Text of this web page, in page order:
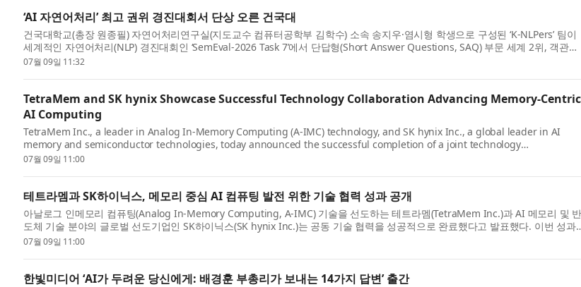
‘AI 자연어처리’ 최고 권위 경진대회서 단상 오른 건국대
건국대학교(총장 원종필) 자연어처리연구실(지도교수 컴퓨터공학부 김학수) 소속 송지우·염시형 학생으로 구성된 ‘K-NLPers’ 팀이
세계적인 자연어처리(NLP) 경진대회인 ‘SemEval-2026 Task 7’에서 단답형(Short Answer Questions, SAQ) 부문 세계 2위, 객관식
(Multi...
07월 09일 11:32
TetraMem and SK hynix Showcase Successful Technology Collaboration Advancing Memory-Centric
AI Computing
TetraMem Inc., a leader in Analog In-Memory Computing (A-IMC) technology, and SK hynix Inc., a global leader in AI
memory and semiconductor technologies, today announced the successful completion of a joint technology
collaboration, highlighted by...
07월 09일 11:00
테트라멤과 SK하이닉스, 메모리 중심 AI 컴퓨팅 발전 위한 기술 협력 성과 공개
아날로그 인메모리 컴퓨팅(Analog In-Memory Computing, A-IMC) 기술을 선도하는 테트라멤(TetraMem Inc.)과 AI 메모리 및 반
도체 기술 분야의 글로벌 선도기업인 SK하이닉스(SK hynix Inc.)는 공동 기술 협력을 성공적으로 완료했다고 발표했다. 이번 성과
는 양사가...
07월 09일 11:00
한빛미디어 ‘AI가 두려운 당신에게: 배경훈 부총리가 보내는 14가지 답변’ 출간